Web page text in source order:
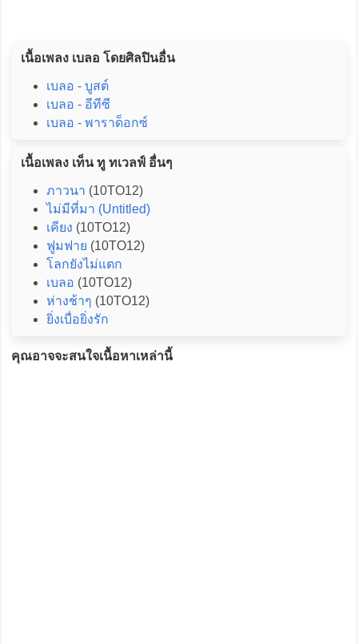
เนื้อเพลง เบลอ โดยศิลปินอื่น
เบลอ - บูสต์
เบลอ - อีทีซี
เบลอ - พาราด็อกซ์
เนื้อเพลง เท็น ทู ทเวลฟ์ อื่นๆ
ภาวนา (10TO12)
ไม่มีที่มา (Untitled)
เคียง (10TO12)
ฟูมฟาย (10TO12)
โลกยังไม่แตก
เบลอ (10TO12)
ห่างช้าๆ (10TO12)
ยิ่งเบื่อยิ่งรัก
คุณอาจจะสนใจเนื้อหาเหล่านี้